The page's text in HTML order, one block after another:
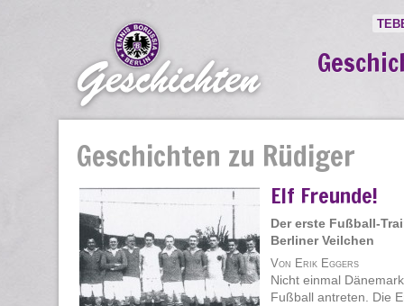
Geschichten zu Rüdiger
Elf Freunde!
Der erste Fußball-
Berliner Veilchen
Von Erik Eggers
Nicht einmal
Fußball antreten. Die